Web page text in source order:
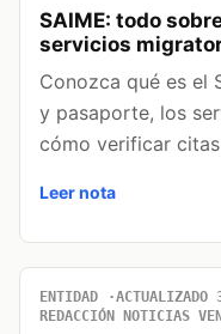
SAIME: todo
servicios
Conozca qué es el
y pasaporte, los
cómo verificar
Leer nota
ENTIDAD
REDACCIÓN NOTICIAS